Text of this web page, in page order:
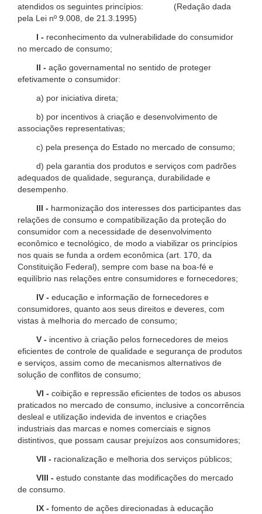
atendidos os seguintes princípios: (Redação dada
pela Lei nº 9.008, de 21.3.1995)
I - reconhecimento da vulnerabilidade do consumidor
no mercado de consumo;
II - ação governamental no sentido de proteger
efetivamente o consumidor:
a) por iniciativa direta;
b) por incentivos à criação e desenvolvimento de
associações representativas;
c) pela presença do Estado no mercado de consumo;
d) pela garantia dos produtos e serviços com padrões
adequados de qualidade, segurança, durabilidade e
desempenho.
III - harmonização dos interesses dos participantes das
relações de consumo e compatibilização da proteção do
consumidor com a necessidade de desenvolvimento
econômico e tecnológico, de modo a viabilizar os princípios
nos quais se funda a ordem econômica (art. 170, da
Constituição Federal), sempre com base na boa-fé e
equilíbrio nas relações entre consumidores e fornecedores;
IV - educação e informação de fornecedores e
consumidores, quanto aos seus direitos e deveres, com
vistas à melhoria do mercado de consumo;
V - incentivo à criação pelos fornecedores de meios
eficientes de controle de qualidade e segurança de produtos
e serviços, assim como de mecanismos alternativos de
solução de conflitos de consumo;
VI - coibição e repressão eficientes de todos os abusos
praticados no mercado de consumo, inclusive a concorrência
desleal e utilização indevida de inventos e criações
industriais das marcas e nomes comerciais e signos
distintivos, que possam causar prejuízos aos consumidores;
VII - racionalização e melhoria dos serviços públicos;
VIII - estudo constante das modificações do mercado
de consumo.
IX - fomento de ações direcionadas à educação